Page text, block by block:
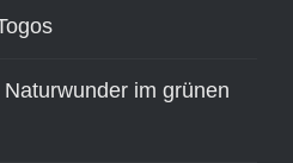
im grünen